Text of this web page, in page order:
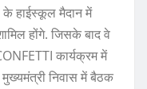
के हाईस्कूल मैदान में
होंगे. जिसके बाद वे
कार्यक्रम में
निवास में बैठक